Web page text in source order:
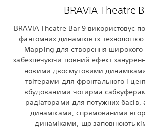
BRAVIA Theatre
BRAVIA Theatre Bar 9 використовує
фантомних динаміків із
Mapping для створення широкого
забезпечуючи повний ефект
новими двосмуговими
твітерами для фронтального і
вбудованими чотирма
радіаторами для потужних басів,
динаміками, спрямованими
динаміками, що заповнюють